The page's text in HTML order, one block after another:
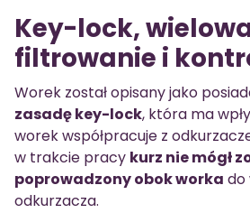
Key-lock,
filtrowanie i
Worek został opisany jako
zasadę key-lock, która ma
worek współpracuje z
w trakcie pracy kurz nie mógł
poprowadzony obok worka do
odkurzacza.